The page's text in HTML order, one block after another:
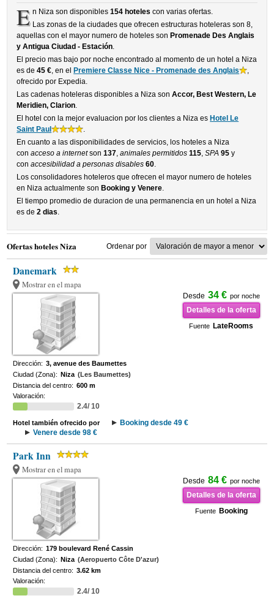
E n Niza son disponibles 154 hoteles con varias ofertas.
Las zonas de la ciudades que ofrecen estructuras hoteleras son 8,
aquellas con el mayor numero de hoteles son Promenade Des Anglais
y Antigua Ciudad - Estación.
El precio mas bajo por noche encontrado al momento de un hotel a Niza
es de45 €, en el Premiere Classe Nice - Promenade des Anglais
,
ofrecido por Expedia.
Las cadenas hoteleras disponibles a Niza sonAccor, Best Western, Le
Meridien, Clarion.
El hotel con la mejor evaluacion por los clientes a Niza es Hotel Le
Saint Paul
.
En cuanto a las disponibilidades de servicios, los hoteles a Niza
conacceso a internetson137,animales permitidos 115,SPA 95 y
conaccesibilidad a personas disables 60.
Los consolidadores hoteleros que ofrecen el mayor numero de hoteles
en Niza actualmente son Booking y Venere.
El tiempo promedio de duracion de una permanencia en un hotel a Niza
es de2 dias.
Ofertas hoteles Niza Ordenar por
Danemark
Mostrar en el mapa
Desde 34 € por noche
Detalles de la oferta
Fuente LateRooms
Dirección: 3, avenue des Baumettes
Ciudad (Zona): Niza (Les Baumettes)
Distancia del centro: 600 m
Valoración:
2.4/ 10
Hotel también ofrecido por
Booking desde 49 €
Venere desde 98 €
Park Inn
Mostrar en el mapa
Desde 84 € por noche
Detalles de la oferta
Fuente Booking
Dirección: 179 boulevard René Cassin
Ciudad (Zona): Niza (Aeropuerto Côte D'azur)
Distancia del centro: 3.62 km
Valoración:
2.4/ 10